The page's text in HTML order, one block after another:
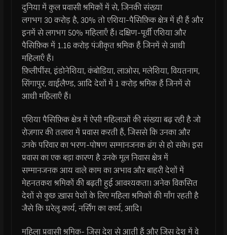
दुनिया में कुल प्रवासी श्रमिकों में से, जिनकी संख्या
लगभग 30 करोड़ है, 30% तो एशिया-पैसिफ़िक क्षेत्र में ही हैं और
इनमें से लगभग 50% महिलाएँ हैं। दक्षिण-पूर्वी एशिया और
पैसिफ़िक में 1.16 करोड़ पंजीकृत श्रमिक हैं जिनमें से आधी
महिलाएँ हैं।
फ़िलीपींस, इंडोनेशिया, कंबोडिया, लाओस, मलेशिया, वियतनाम,
सिंगापुर, थाईलैण्ड, आदि देशों में 1 करोड़ श्रमिक हैं जिनमें से
आधी महिलाएँ हैं।
एशिया पैसिफ़िक क्षेत्र में ऐसी महिलाओं की संख्या बढ़ रही है जो
रोज़गार की तलाश में प्रवास करती हैं, जिससे कि उनका और
उनके परिवार का भरण-पोषण सम्मानजनक ढंग से हो सके। इस
प्रवास का एक बड़ा कारण है उनके मूल निवास क्षेत्र में
सम्मानजनक आय वाले काम का अभाव और बाहरी देशों में
मेहनतकश श्रमिकों की बढ़ती हुई आवश्यकता। अनेक विकसित
देशों से कुछ ख़ास पेशों के लिए महिला श्रमिकों की माँग रहती है
जैसे कि घरेलू कार्य, नर्सिंग का कार्य, आदि।
महिला प्रवासी श्रमिक- जिस देश से आती हैं और जिस देश में वे